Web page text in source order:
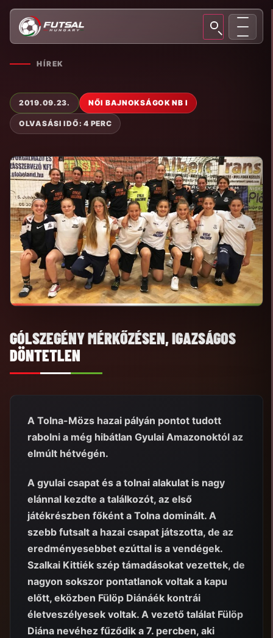
HÍREK
2019.09.23. NŐI BAJNOKSÁGOK NB I
OLVASÁSI IDŐ: 4 PERC
GÓLSZEGÉNY MÉRKŐZÉSEN, IGAZSÁGOS
DÖNTETLEN
A Tolna-Mözs hazai pályán pontot tudott
rabolni a még hibátlan Gyulai Amazonoktól az
elmúlt hétvégén.
A gyulai csapat és a tolnai alakulat is nagy
elánnal kezdte a találkozót, az első
játékrészben főként a Tolna dominált. A
szebb futsalt a hazai csapat játszotta, de az
eredményesebbet ezúttal is a vendégek.
Szalkai Kittiék szép támadásokat vezettek, de
nagyon sokszor pontatlanok voltak a kapu
előtt, eközben Fülöp Diánáék kontrái
életveszélyesek voltak. A vezető találat Fülöp
Diána nevéhez fűződik a 7. percben, aki